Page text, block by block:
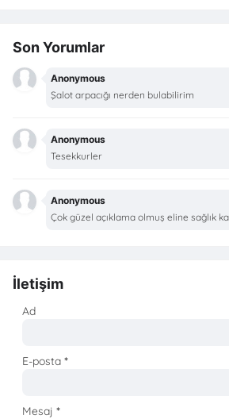
Son Yorumlar
Anonymous
Şalot arpacığı nerden bulabilirim
Anonymous
Tesekkurler
Anonymous
Çok güzel açıklama olmuş eline sağlık
İletişim
Ad
E-posta*
Mesaj*